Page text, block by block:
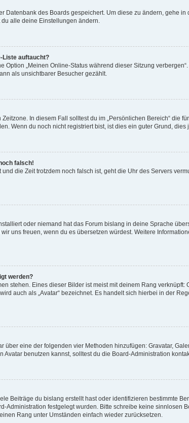
des Boards gespeichert. Um diese zu ändern, gehe
alle deine Einstellungen ändern.
Liste auftaucht?
„Meinen Online-Status während dieser Sitzung
als unsichtbarer Besucher gezählt.
In diesem Fall solltest du im „Persönlichen Bereich“ die
Wenn du noch nicht registriert bist, ist dies ein guter Grund, dies
falsch!
die Zeit trotzdem noch falsch ist, geht die Uhr des Servers
oder niemand hat das Forum bislang in deine Sprache
uns freuen, wenn du es übersetzen würdest. Weitere
werden?
stehen. Eines dieser Bilder ist meist mit deinem Rang
auch als „Avatar“ bezeichnet. Es handelt sich hierbei in der
über eine der folgenden vier Methoden hinzufügen: Gravatar,
benutzen kannst, solltest du die Board-Administration
Beiträge du bislang erstellt hast oder identifizieren bestimmte
Administration festgelegt wurden. Bitte schreibe keine
Rang unter Umständen einfach wieder zurücksetzen.